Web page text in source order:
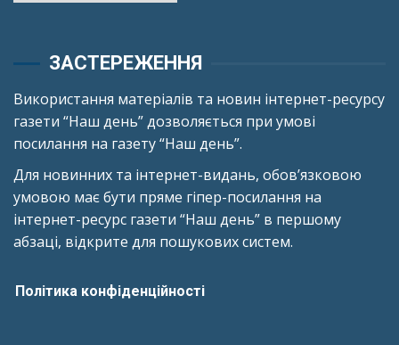
ЗАСТЕРЕЖЕННЯ
Використання матеріалів та новин інтернет-ресурсу
газети “Наш день” дозволяється при умові
посилання на газету “Наш день”.
Для новинних та інтернет-видань, обов’язковою
умовою має бути пряме гіпер-посилання на
інтернет-ресурс газети “Наш день” в першому
абзаці, відкрите для пошукових систем.
Політика конфіденційності